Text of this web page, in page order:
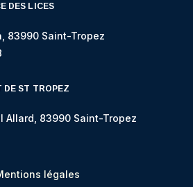
DES LICES
83990 Saint-Tropez
DE ST TROPEZ
Allard, 83990 Saint-Tropez
légales